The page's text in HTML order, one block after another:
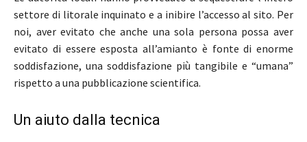
settore di litorale inquinato e a inibire l’accesso al sito. Per
noi, aver evitato che anche una sola persona possa aver
evitato di essere esposta all’amianto è fonte di enorme
soddisfazione, una soddisfazione più tangibile e “umana”
rispetto a una pubblicazione scientifica.
Un aiuto dalla tecnica